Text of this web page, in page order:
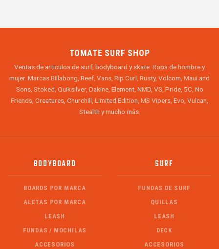
TOMATE SURF SHOP
Ventas de articulos de surf, bodyboard y skate. Ropa de hombre y
mujer. Marcas Billabong, Reef, Vans, Rip Curl, Rusty, Volcom, Maui and
Sons, Stoked, Quiksilver, Dakine, Element, NMD, VS, Pride, 5C, No
Friends, Creatures, Churchill, Limited Edition, MS Vipers, Evo, Vulcan,
Stealth y mucho más.
BODYBOARD
BOARDS POR MARCA
ALETAS POR MARCA
LEASH
FUNDAS / MOCHILAS
ACCESORIOS
SURF
FUNDAS DE SURF
QUILLAS
LEASH
DECK
ACCESORIOS